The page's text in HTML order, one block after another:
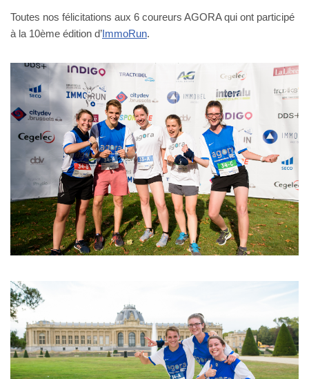
Toutes nos félicitations aux 6 coureurs AGORA qui ont participé
à la 10ème édition d’ImmoRun.